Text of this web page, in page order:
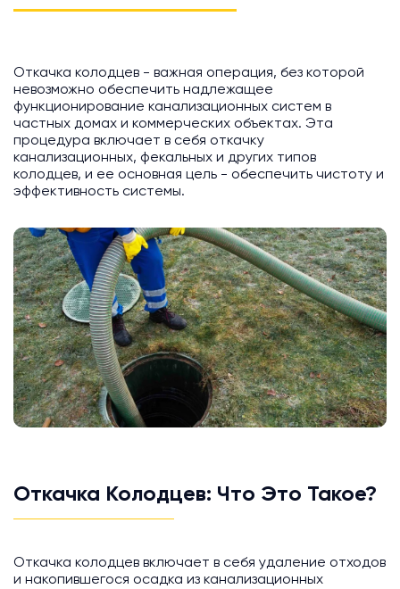
Откачка колодцев - важная операция, без которой
невозможно обеспечить надлежащее
функционирование канализационных систем в
частных домах и коммерческих объектах. Эта
процедура включает в себя откачку
канализационных, фекальных и других типов
колодцев, и ее основная цель - обеспечить чистоту и
эффективность системы.
Откачка Колодцев: Что Это Такое?
Откачка колодцев включает в себя удаление отходов
и накопившегося осадка из канализационных